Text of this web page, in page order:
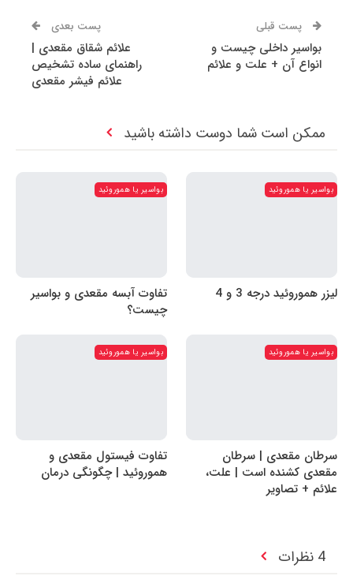
پست قبلی
بواسیر داخلی چیست و
انواع آن + علت و علائم
پست بعدی
علائم شقاق مقعدی |
راهنمای ساده تشخیص
علائم فیشر مقعدی
ممکن است شما دوست داشته باشید
بواسیر یا هموروئید
لیزر هموروئید درجه 3 و 4
بواسیر یا هموروئید
تفاوت آبسه مقعدی و بواسیر
چیست؟
بواسیر یا هموروئید
سرطان مقعدی | سرطان
مقعدی کشنده است | علت،
علائم + تصاویر
بواسیر یا هموروئید
تفاوت فیستول مقعدی و
هموروئید | چگونگی درمان
4 نظرات